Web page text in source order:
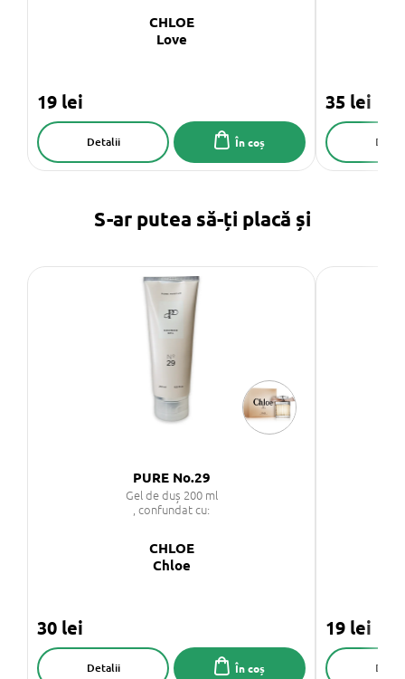
CHLOE
Love
19 lei
În coș
Detalii
35 lei
S-ar putea să-ți placă și
PURE No.29
Gel de duș 200 ml
, confundat cu:
CHLOE
Chloe
30 lei
În coș
Detalii
19 lei